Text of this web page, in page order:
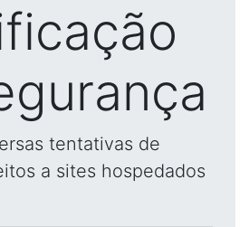
tentativas de
a sites hospedados